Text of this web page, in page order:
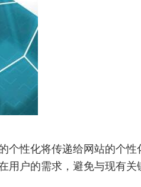
性化将传递给网站的个性
用户的需求，避免与现有关